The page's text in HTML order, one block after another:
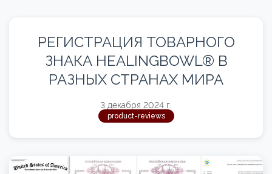
РЕГИСТРАЦИЯ ТОВАРНОГО
ЗНАКА HEALINGBOWL® В
РАЗНЫХ СТРАНАХ МИРА
3 декабря 2024 г.
product-reviews